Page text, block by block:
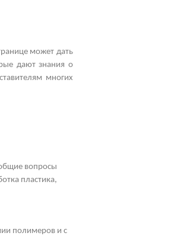
может дать
дают знания о
многих
вопросы
пластика,
полимеров и с